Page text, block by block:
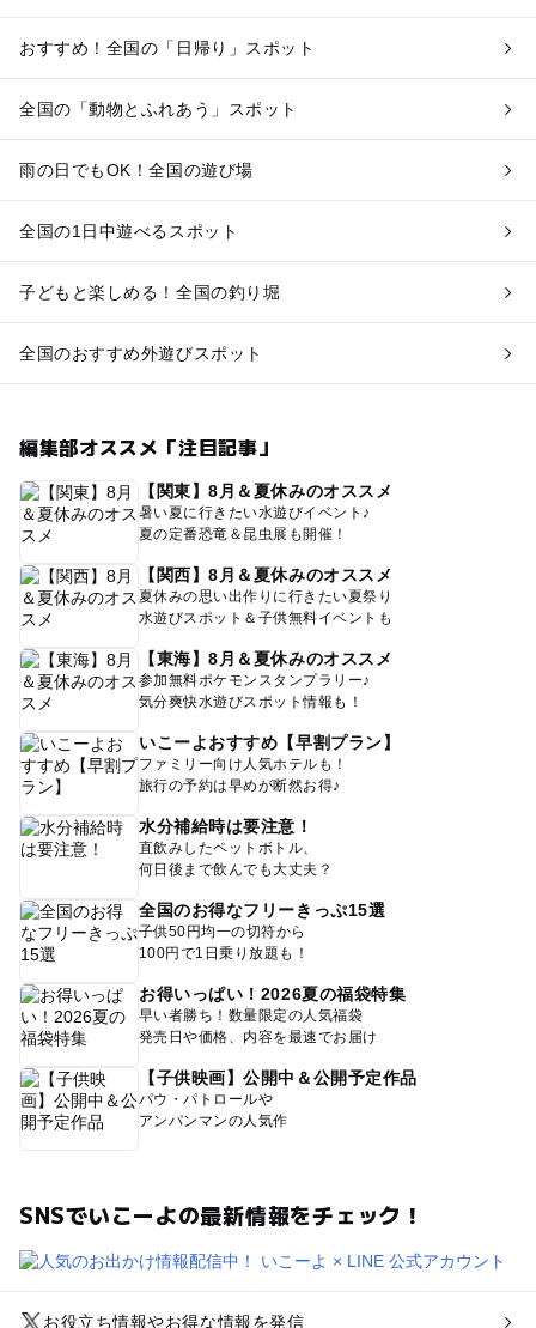
おすすめ！全国の「日帰り」スポット
全国の「動物とふれあう」スポット
雨の日でもOK！全国の遊び場
全国の1日中遊べるスポット
子どもと楽しめる！全国の釣り堀
全国のおすすめ外遊びスポット
編集部オススメ「注目記事」
【関東】8月＆夏休みのオススメ
暑い夏に行きたい水遊びイベント♪
夏の定番恐竜＆昆虫展も開催！
【関西】8月＆夏休みのオススメ
夏休みの思い出作りに行きたい夏祭り
水遊びスポット＆子供無料イベントも
【東海】8月＆夏休みのオススメ
参加無料ポケモンスタンプラリー♪
気分爽快水遊びスポット情報も！
いこーよおすすめ【早割プラン】
ファミリー向け人気ホテルも！
旅行の予約は早めが断然お得♪
水分補給時は要注意！
直飲みしたペットボトル、
何日後まで飲んでも大丈夫？
全国のお得なフリーきっぷ15選
子供50円均一の切符から
100円で1日乗り放題も！
お得いっぱい！2026夏の福袋特集
早い者勝ち！数量限定の人気福袋
発売日や価格、内容を最速でお届け
【子供映画】公開中＆公開予定作品
パウ・パトロールや
アンパンマンの人気作
SNSでいこーよの最新情報をチェック！
お役立ち情報やお得な情報を発信